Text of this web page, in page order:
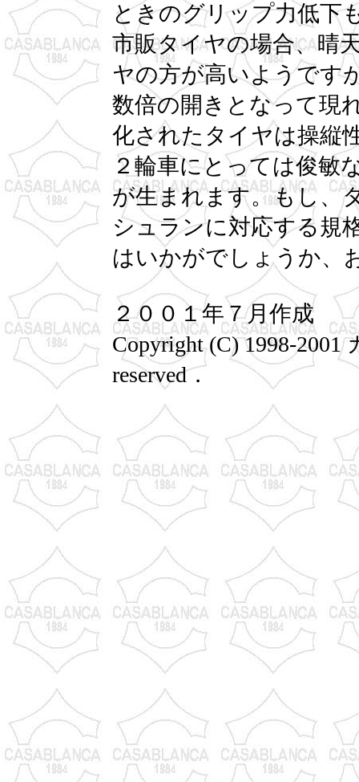
ときのグリップ力低下
市販タイヤの場合、晴
ヤの方が高いようです
数倍の開きとなって現
化されたタイヤは操縦
２輪車にとっては俊敏
が生まれます。もし、
シュランに対応する規
はいかがでしょうか、
２００１年７月作成
Copyright (C) 1998-
reserved．